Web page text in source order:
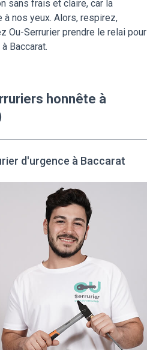
sans frais et claire, car la
nos yeux. Alors, respirez,
Ou-Serrurier prendre le relai pour
Baccarat.
honnête à
d'urgence à Baccarat